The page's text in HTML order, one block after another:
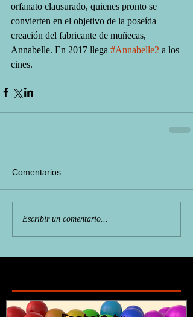
orfanato clausurado, quienes pronto se
convierten en el objetivo de la poseída
creación del fabricante de muñecas,
Annabelle. En 2017 llega #Annabelle2 a los
cines.
Comentarios
Escribir un comentario...